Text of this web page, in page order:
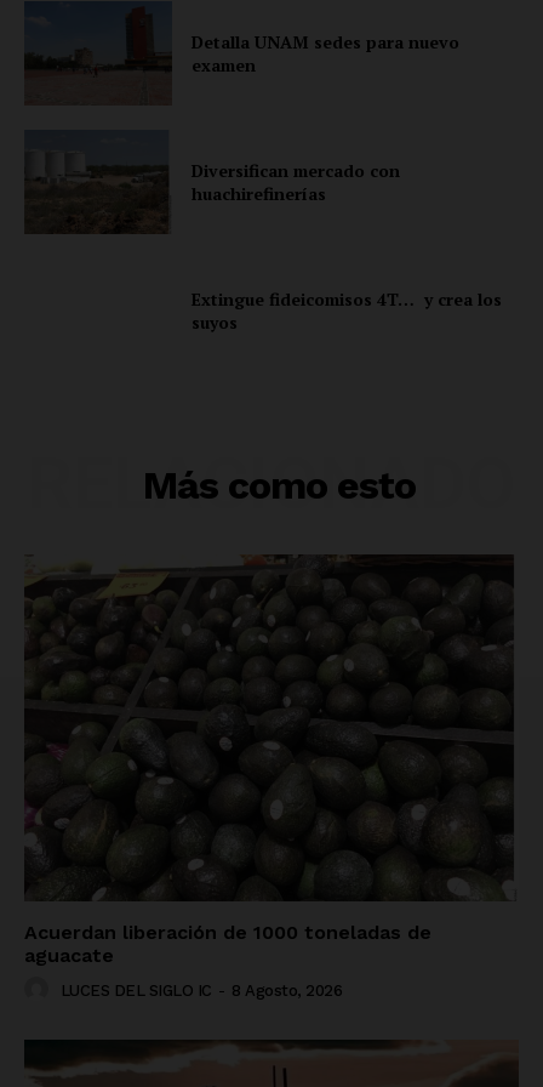
Detalla UNAM sedes para nuevo
examen
Diversifican mercado con
huachirefinerías
Extingue fideicomisos 4T… y crea los
suyos
Más como esto
RELACIONADO
Acuerdan liberación de 1000 toneladas de
aguacate
LUCES DEL SIGLO IC - 8 Agosto, 2026